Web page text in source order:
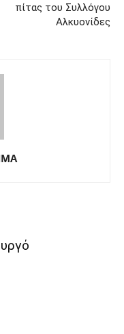
πίτας του Συλλόγου
Αλκυονίδες